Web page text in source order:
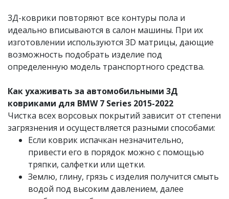
3Д-коврики повторяют все контуры пола и
идеально вписываются в салон машины. При их
изготовлении используются 3D матрицы, дающие
возможность подобрать изделие под
определенную модель транспортного средства.
Как ухаживать за автомобильными 3Д
ковриками для BMW 7 Series 2015-2022
Чистка всех ворсовых покрытий зависит от степени
загрязнения и осуществляется разными способами:
Если коврик испачкан незначительно,
привести его в порядок можно с помощью
тряпки, салфетки или щетки.
Землю, глину, грязь с изделия получится смыть
водой под высоким давлением, далее